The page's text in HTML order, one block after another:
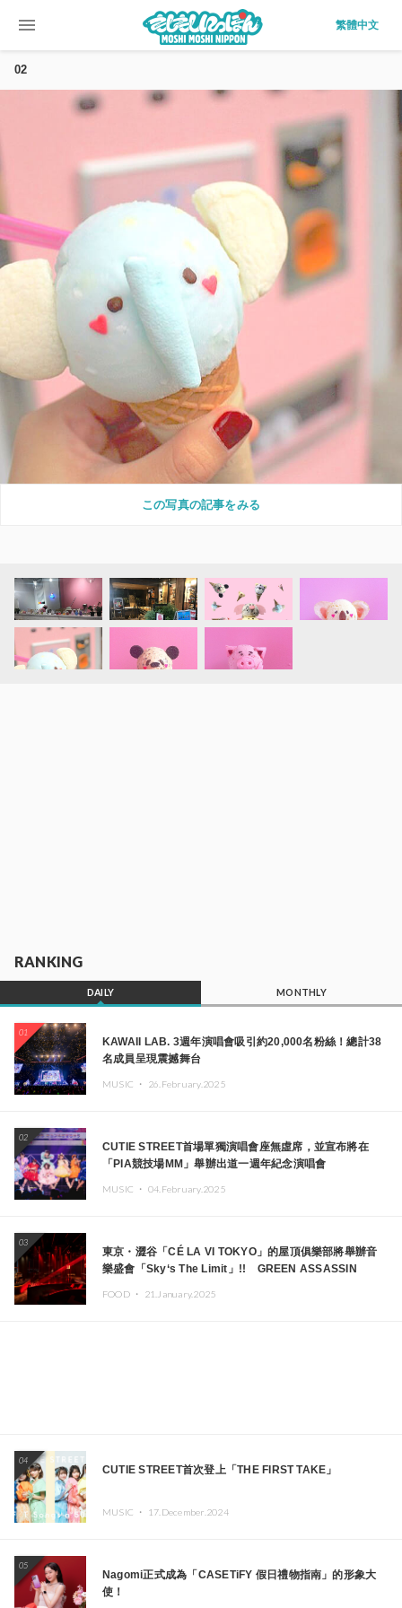
menu 繁體中文
02
この写真の記事をみる
RANKING
DAILY MONTHLY
01
KAWAII LAB. 3週年演唱會吸引約20,000名粉絲！總計38
名成員呈現震撼舞台
MUSIC ・ 26.February.2025
02
CUTIE STREET首場單獨演唱會座無虛席，並宣布將在
「PIA競技場MM」舉辦出道一週年紀念演唱會
MUSIC ・ 04.February.2025
03
東京・澀谷「CÉ LA VI TOKYO」的屋頂俱樂部將舉辦音
樂盛會「Sky‘s The Limit」!! GREEN ASSASSIN
本頂尖DJ及創作者齊聚一堂
FOOD ・ 21.January.2025
04
CUTIE STREET首次登上「THE FIRST TAKE」
MUSIC ・ 17.December.2024
05
Nagomi正式成為「CASETiFY 假日禮物指南」的形象大
使！